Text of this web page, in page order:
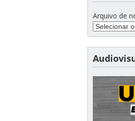
Arquivo de